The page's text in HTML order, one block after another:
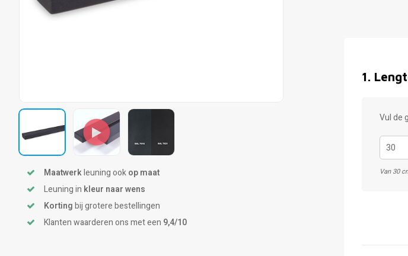
Maatwerkleuning ookop maat
Leuning in kleur naar wens
Kortingbij grotere bestellingen
Klanten waarderen ons met een 9,4/10
1.
Vul de
Van 30